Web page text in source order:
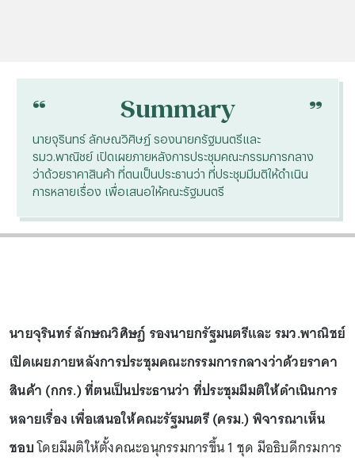
“ Summary “
นายจุรินทร์ ลักษณวิศิษฏ์ รองนายกรัฐมนตรีและ
รมว.พาณิชย์ เปิดเผยภายหลังการประชุมคณะกรรมการกลาง
ว่าด้วยราคาสินค้า ที่ตนเป็นประธานว่า ที่ประชุมมีมติให้ดำเนิน
การหลายเรื่อง เพื่อเสนอให้คณะรัฐมนตรี
นายจุรินทร์ ลักษณวิศิษฏ์ รองนายกรัฐมนตรีและ รมว.พาณิชย์
เปิดเผยภายหลังการประชุมคณะกรรมการกลางว่าด้วยราคา
สินค้า (กกร.) ที่ตนเป็นประธานว่า ที่ประชุมมีมติให้ดำเนินการ
หลายเรื่อง เพื่อเสนอให้คณะรัฐมนตรี (ครม.) พิจารณาเห็น
ชอบโดยมีมติให้ตั้งคณะอนุกรรมการขึ้น 1 ชุด มีอธิบดีกรมการ